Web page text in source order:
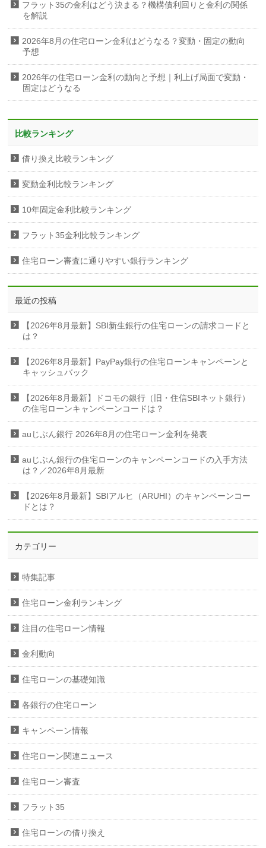
フラット35の金利はどう決まる？機構債利回りと金利の関係
を解説
2026年8月の住宅ローン金利はどうなる？変動・固定の動向
予想
2026年の住宅ローン金利の動向と予想｜利上げ局面で変動・
固定はどうなる
比較ランキング
借り換え比較ランキング
変動金利比較ランキング
10年固定金利比較ランキング
フラット35金利比較ランキング
住宅ローン審査に通りやすい銀行ランキング
最近の投稿
【2026年8月最新】SBI新生銀行の住宅ローンの請求コードと
は？
【2026年8月最新】PayPay銀行の住宅ローンキャンペーンと
キャッシュバック
【2026年8月最新】ドコモの銀行（旧・住信SBIネット銀行）
の住宅ローンキャンペーンコードは？
auじぶん銀行 2026年8月の住宅ローン金利を発表
auじぶん銀行の住宅ローンのキャンペーンコードの入手方法
は？／2026年8月最新
【2026年8月最新】SBIアルヒ（ARUHI）のキャンペーンコー
ドとは？
カテゴリー
特集記事
住宅ローン金利ランキング
注目の住宅ローン情報
金利動向
住宅ローンの基礎知識
各銀行の住宅ローン
キャンペーン情報
住宅ローン関連ニュース
住宅ローン審査
フラット35
住宅ローンの借り換え